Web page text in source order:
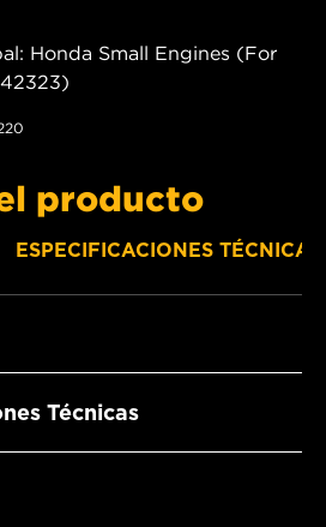
Honda Small Engines (For
producto
ESPECIFICACIONES TÉCNICAS
Técnicas